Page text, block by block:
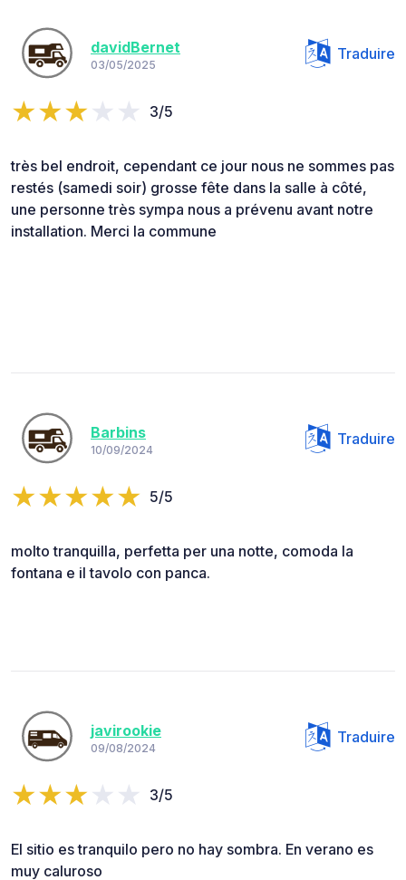
davidBernet
03/05/2025
Traduire
3/5
très bel endroit, cependant ce jour nous ne sommes pas
restés (samedi soir) grosse fête dans la salle à côté,
une personne très sympa nous a prévenu avant notre
installation. Merci la commune
Barbins
10/09/2024
Traduire
5/5
molto tranquilla, perfetta per una notte, comoda la
fontana e il tavolo con panca.
javirookie
09/08/2024
Traduire
3/5
El sitio es tranquilo pero no hay sombra. En verano es
muy caluroso